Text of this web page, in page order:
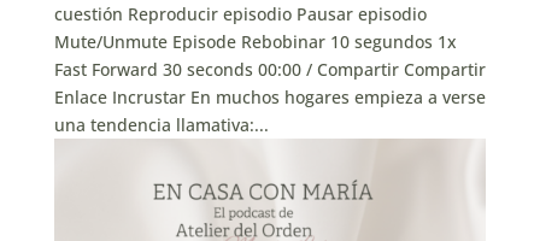
cuestión Reproducir episodio Pausar episodio
Mute/Unmute Episode Rebobinar 10 segundos 1x
Fast Forward 30 seconds 00:00 / Compartir Compartir
Enlace Incrustar En muchos hogares empieza a verse
una tendencia llamativa:...